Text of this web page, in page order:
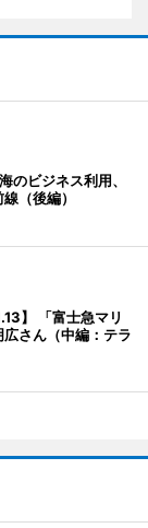
のビジネス利用、
（後編）
】 「富士急マリ
さん（中編：テラ